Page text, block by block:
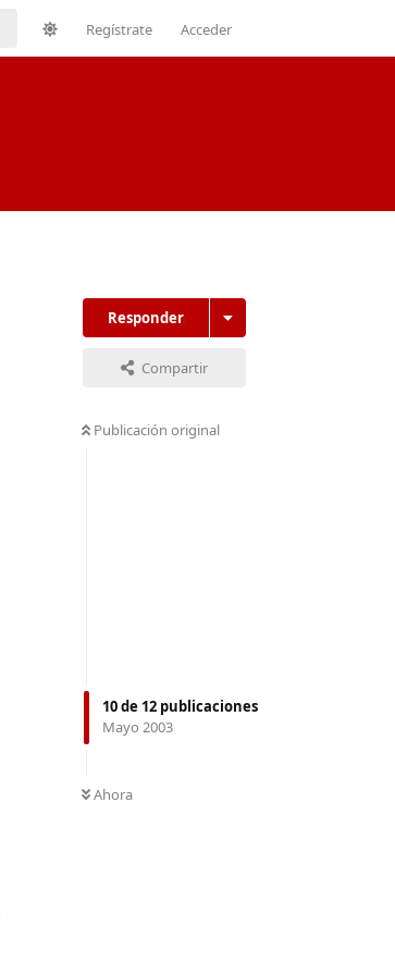
Regístrate Acceder
Responder
Compartir
Publicación original
10de 12 publicaciones
Mayo 2003
Ahora